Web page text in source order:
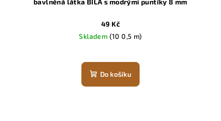
bavlněná látka BÍLÁ s modrými puntíky 8 mm
49 Kč
Skladem (10 0,5 m)
Do košíku